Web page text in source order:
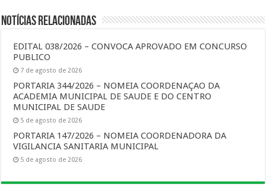
Notícias Relacionadas
EDITAL 038/2026 – CONVOCA APROVADO EM CONCURSO
PUBLICO
7 de agosto de 2026
PORTARIA 344/2026 – NOMEIA COORDENAÇAO DA
ACADEMIA MUNICIPAL DE SAUDE E DO CENTRO
MUNICIPAL DE SAUDE
5 de agosto de 2026
PORTARIA 147/2026 – NOMEIA COORDENADORA DA
VIGILANCIA SANITARIA MUNICIPAL
5 de agosto de 2026